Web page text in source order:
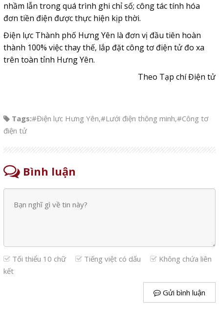
nhầm lẫn trong quá trình ghi chỉ số; công tác tính hóa
đơn tiền điện được thực hiện kịp thời.
Điện lực Thành phố Hưng Yên là đơn vị đầu tiên hoàn
thành 100% việc thay thế, lắp đặt công tơ điện tử đo xa
trên toàn tỉnh Hưng Yên.
Theo Tạp chí Điện tử
Tags:#Điện lực Hưng Yên,#Lưới điện thông minh,#Công tơ
điện tử
Bình luận
Tối thiểu 10 chữ Tiếng việt có dấu
Không chứa liên
kết
Gửi bình luận